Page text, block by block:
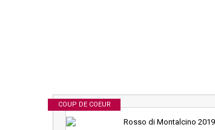
COUP DE COEUR